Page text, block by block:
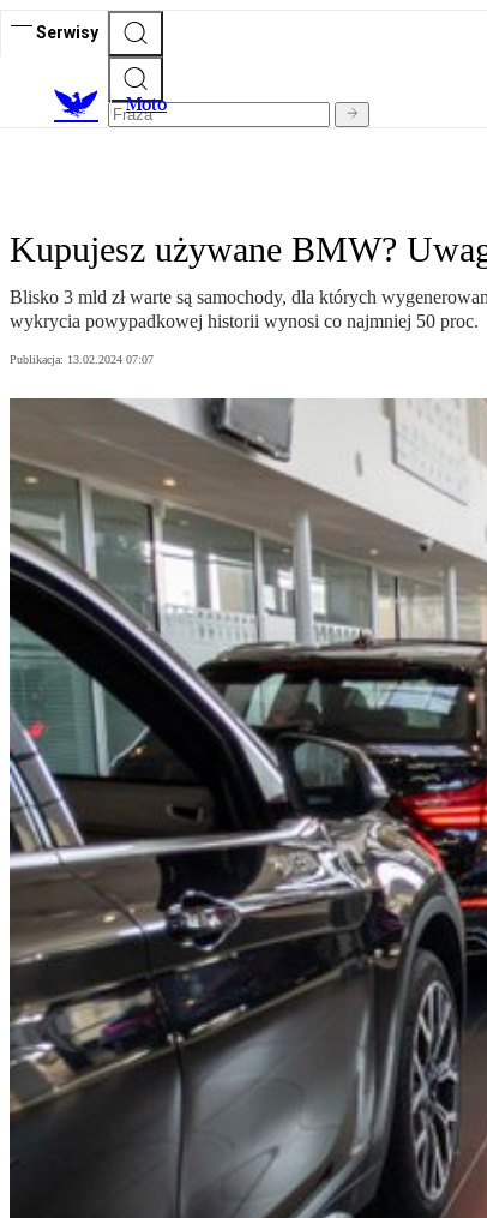
Serwisy
Moto
Kupujesz używane BMW?
Blisko 3 mld zł warte są samochody, dla których
wykrycia powypadkowej historii wynosi co najmniej 50 proc.
Publikacja: 13.02.2024 07:07